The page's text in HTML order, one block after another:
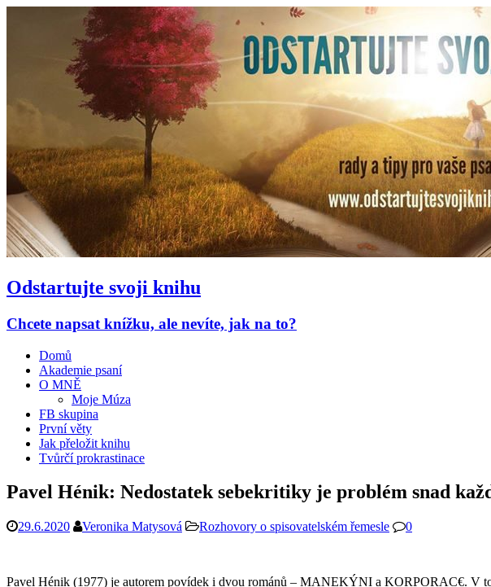
Odstartujte svoji knihu
Chcete napsat knížku, ale nevíte, jak na to?
Domů
Akademie psaní
O MNĚ
Moje Múza
FB skupina
První věty
Jak přeložit knihu
Tvůrčí prokrastinace
Pavel Hénik: Nedostatek sebekritiky je problém snad
29.6.2020 Veronika Matysová Rozhovory o spisovatelském řemesle 0
Pavel Hénik (1977) je autorem povídek i dvou románů – MANEKÝNI a KORPORAC€. V